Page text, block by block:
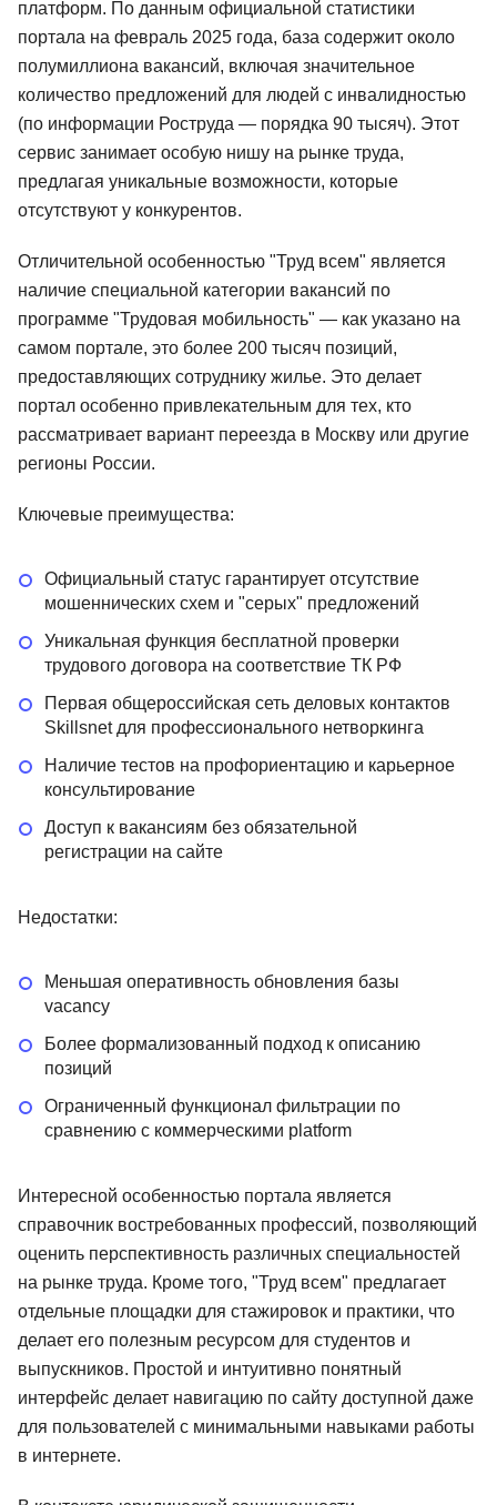
платформ. По данным официальной статистики
портала на февраль 2025 года, база содержит около
полумиллиона вакансий, включая значительное
количество предложений для людей с инвалидностью
(по информации Роструда — порядка 90 тысяч). Этот
сервис занимает особую нишу на рынке труда,
предлагая уникальные возможности, которые
отсутствуют у конкурентов.
Отличительной особенностью "Труд всем" является
наличие специальной категории вакансий по
программе "Трудовая мобильность" — как указано на
самом портале, это более 200 тысяч позиций,
предоставляющих сотруднику жилье. Это делает
портал особенно привлекательным для тех, кто
рассматривает вариант переезда в Москву или другие
регионы России.
Ключевые преимущества:
Официальный статус гарантирует отсутствие
мошеннических схем и "серых" предложений
Уникальная функция бесплатной проверки
трудового договора на соответствие ТК РФ
Первая общероссийская сеть деловых контактов
Skillsnet для профессионального нетворкинга
Наличие тестов на профориентацию и карьерное
консультирование
Доступ к вакансиям без обязательной
регистрации на сайте
Недостатки:
Меньшая оперативность обновления базы
vacancy
Более формализованный подход к описанию
позиций
Ограниченный функционал фильтрации по
сравнению с коммерческими platform
Интересной особенностью портала является
справочник востребованных профессий, позволяющий
оценить перспективность различных специальностей
на рынке труда. Кроме того, "Труд всем" предлагает
отдельные площадки для стажировок и практики, что
делает его полезным ресурсом для студентов и
выпускников. Простой и интуитивно понятный
интерфейс делает навигацию по сайту доступной даже
для пользователей с минимальными навыками работы
в интернете.
47 отзывов
Подробнее
Яндекс Практикум 103 отзыва
от 22 500 ₽ Подробнее
City Business
от 2 450 ₽